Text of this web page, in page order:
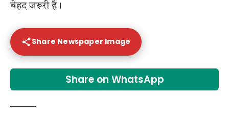
बेहद जरूरी है।
Share Newspaper Image
Share on WhatsApp